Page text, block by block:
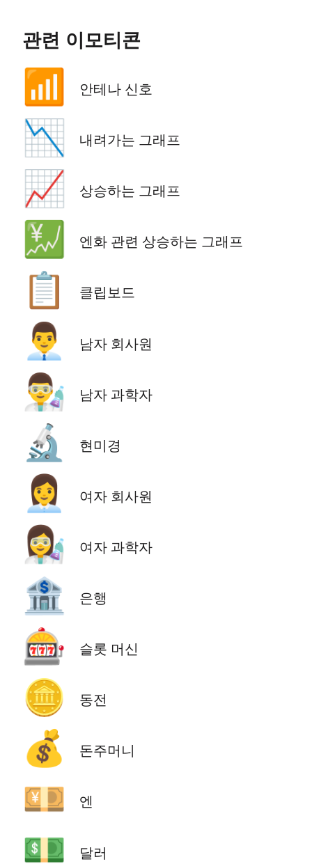
관련 이모티콘
📶 안테나 신호
📉 내려가는 그래프
📈 상승하는 그래프
💹 엔화 관련 상승하는 그래프
📋 클립보드
👨‍💼 남자 회사원
👨‍🔬 남자 과학자
🔬 현미경
👩‍💼 여자 회사원
👩‍🔬 여자 과학자
🏦 은행
🎰 슬롯 머신
🪙 동전
💰 돈주머니
💴 엔
💵 달러